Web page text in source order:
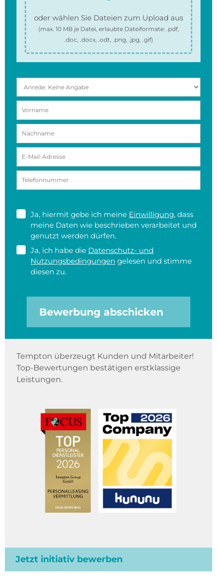
oder wählen Sie Dateien zum Upload aus
(max. 10 MBje Datei, erlaubte Dateiformate: .pdf,
.doc, .docx, .odt, .png, .jpg, .gif)
Ja, hiermit gebe ich meine Einwilligung, dass
meine Daten wie beschrieben verarbeitet und
genutzt werden dürfen.
Ja, ich habe die Datenschutz- und
Nutzungsbedingungen gelesen und stimme
diesen zu.
Bewerbung abschicken
Tempton überzeugt Kunden und Mitarbeiter!
Top-Bewertungen bestätigen erstklassige
Leistungen.
Jetzt initiativ bewerben